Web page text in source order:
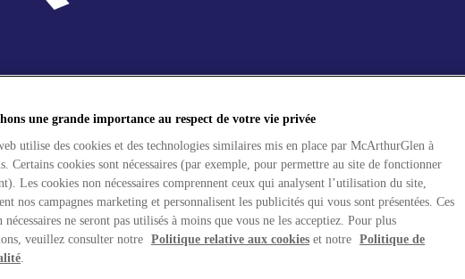
une grande importance au respect de votre vie privée
utilise des cookies et des technologies similaires mis en place par McArthurGlen à
Certains cookies sont nécessaires (par exemple, pour permettre au site de fonctionner
Les cookies non nécessaires comprennent ceux qui analysent l’utilisation du site,
nos campagnes marketing et personnalisent les publicités qui vous sont présentées. Ces
nécessaires ne seront pas utilisés à moins que vous ne les acceptiez. Pour plus
veuillez consulter notre Politique relative aux cookies et notre Politique de
.